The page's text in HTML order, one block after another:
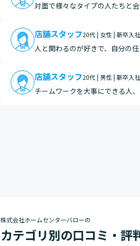
対面で様々なタイプの人たちと
店舗スタッフ20代 | 女性 | 新卒入
人と関わるのが好きで、自分の
らうこ…
店舗スタッフ20代 | 男性 | 新卒入
チームワークを大事にできる人
株式会社ホームセンターバローの
カテゴリ別の口コミ・評